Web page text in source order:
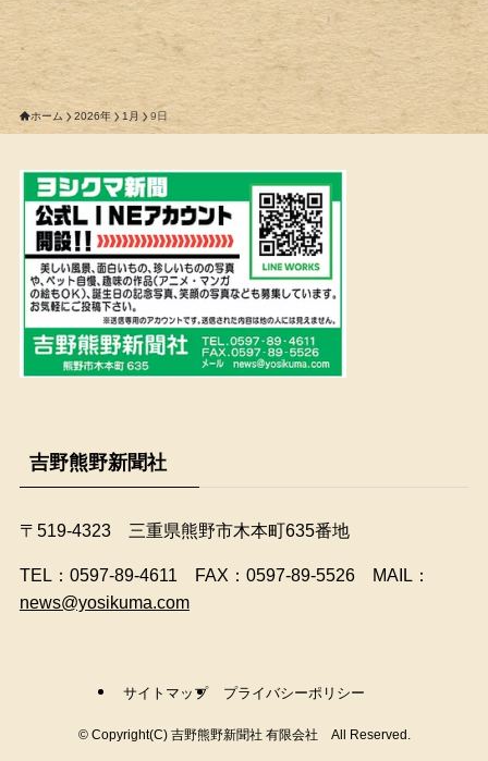
ホーム 2026年 1月 9日
吉野熊野新聞社
〒519-4323 三重県熊野市木本町635番地
​TEL：0597-89-4611 FAX：0597-89-5526 MAIL：
news@yosikuma.com
サイトマップ プライバシーポリシー
©Copyright(C) 吉野熊野新聞社 有限会社 All Reserved.